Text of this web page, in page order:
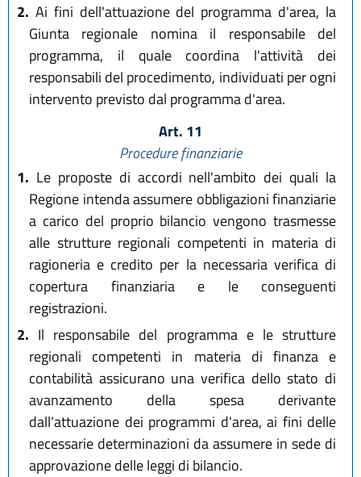
2. Ai fini dell'attuazione del programma d'area, la
Giunta regionale nomina il responsabile del
programma, il quale coordina l'attività dei
responsabili del procedimento, individuati per ogni
intervento previsto dal programma d'area.
Art. 11
Procedure finanziarie
1. Le proposte di accordi nell'ambito dei quali la
Regione intenda assumere obbligazioni finanziarie
a carico del proprio bilancio vengono trasmesse
alle strutture regionali competenti in materia di
ragioneria e credito per la necessaria verifica di
copertura finanziaria e le conseguenti
registrazioni.
2. Il responsabile del programma e le strutture
regionali competenti in materia di finanza e
contabilità assicurano una verifica dello stato di
avanzamento della spesa derivante
dall'attuazione dei programmi d'area, ai fini delle
necessarie determinazioni da assumere in sede di
approvazione delle leggi di bilancio.